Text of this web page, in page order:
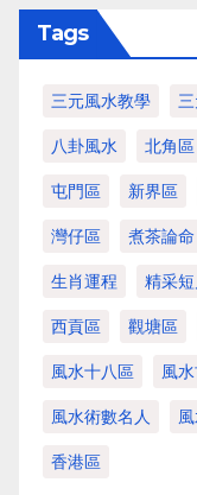
Tags
三元風水教學
八卦風水 北角區
屯門區 新界區
灣仔區 煮茶論命
生肖運程 精采
西貢區 觀塘區
風水十八區 風
風水術數名人
香港區